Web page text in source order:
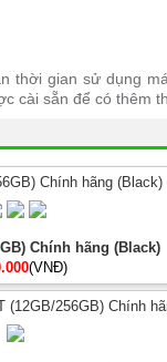
thời gian sử dụng
cài sẵn để có thêm
Chính hãng (Black)
(VNĐ)